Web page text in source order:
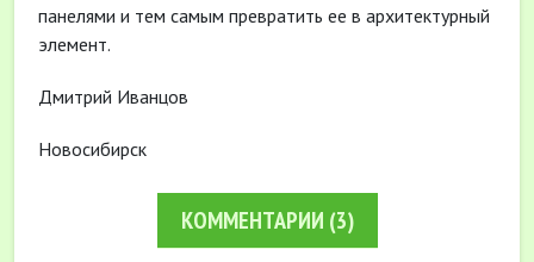
панелями и тем самым превратить ее в архитектурный
элемент.
Дмитрий Иванцов
Новосибирск
КОММЕНТАРИИ (3)